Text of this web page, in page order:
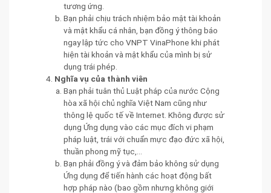
tương ứng.
Bạn phải chịu trách nhiệm bảo mật tài khoản
và mật khẩu cá nhân, bạn đồng ý thông báo
ngay lập tức cho VNPT VinaPhone khi phát
hiện tài khoản và mật khẩu của mình bị sử
dụng trái phép.
Nghĩa vụ của thành viên
Bạn phải tuân thủ Luật pháp của nước Cộng
hòa xã hội chủ nghĩa Việt Nam cũng như
thông lệ quốc tế về Internet. Không được sử
dụng Ứng dụng vào các mục đích vi phạm
pháp luật, trái với chuẩn mực đạo đức xã hội,
thuần phong mỹ tục,...
Bạn phải đồng ý và đảm bảo không sử dụng
Ứng dụng để tiến hành các hoạt động bất
hợp pháp nào (bao gồm nhưng không giới